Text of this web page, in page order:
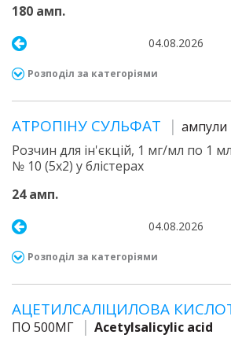
180 амп.
04.08.2026
Розподіл за категоріями
АТРОПІНУ СУЛЬФАТ ампули
Розчин для ін'єкцій, 1 мг/мл по 1
№ 10 (5х2) у блістерах
24 амп.
04.08.2026
Розподіл за категоріями
АЦЕТИЛСАЛІЦИЛОВА
ПО 500МГ
Acetylsalicylic acid